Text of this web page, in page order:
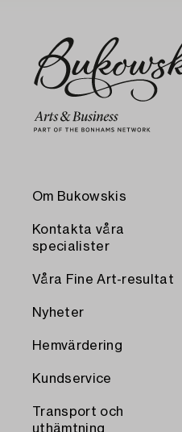
Om Bukowskis
Kontakta våra
specialister
Våra Fine Art-resultat
Nyheter
Hemvärdering
Kundservice
Transport och
uthämtning